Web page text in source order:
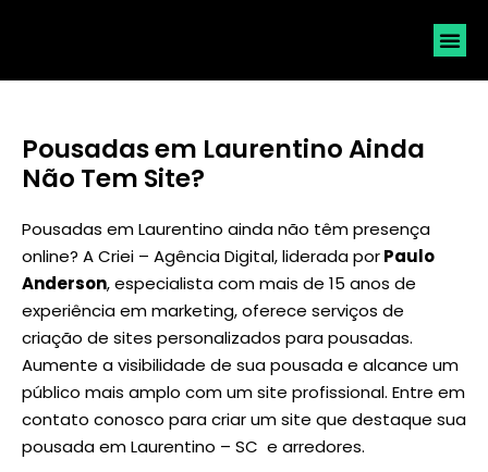
Pousadas em Laurentino Ainda
Não Tem Site?
Pousadas em Laurentino ainda não têm presença
online? A Criei – Agência Digital, liderada porPaulo
Anderson, especialista com mais de 15 anos de
experiência em marketing, oferece serviços de
criação de sites personalizados para pousadas.
Aumente a visibilidade de sua pousada e alcance um
público mais amplo com um site profissional. Entre em
contato conosco para criar um site que destaque sua
pousada em Laurentino – SC e arredores.